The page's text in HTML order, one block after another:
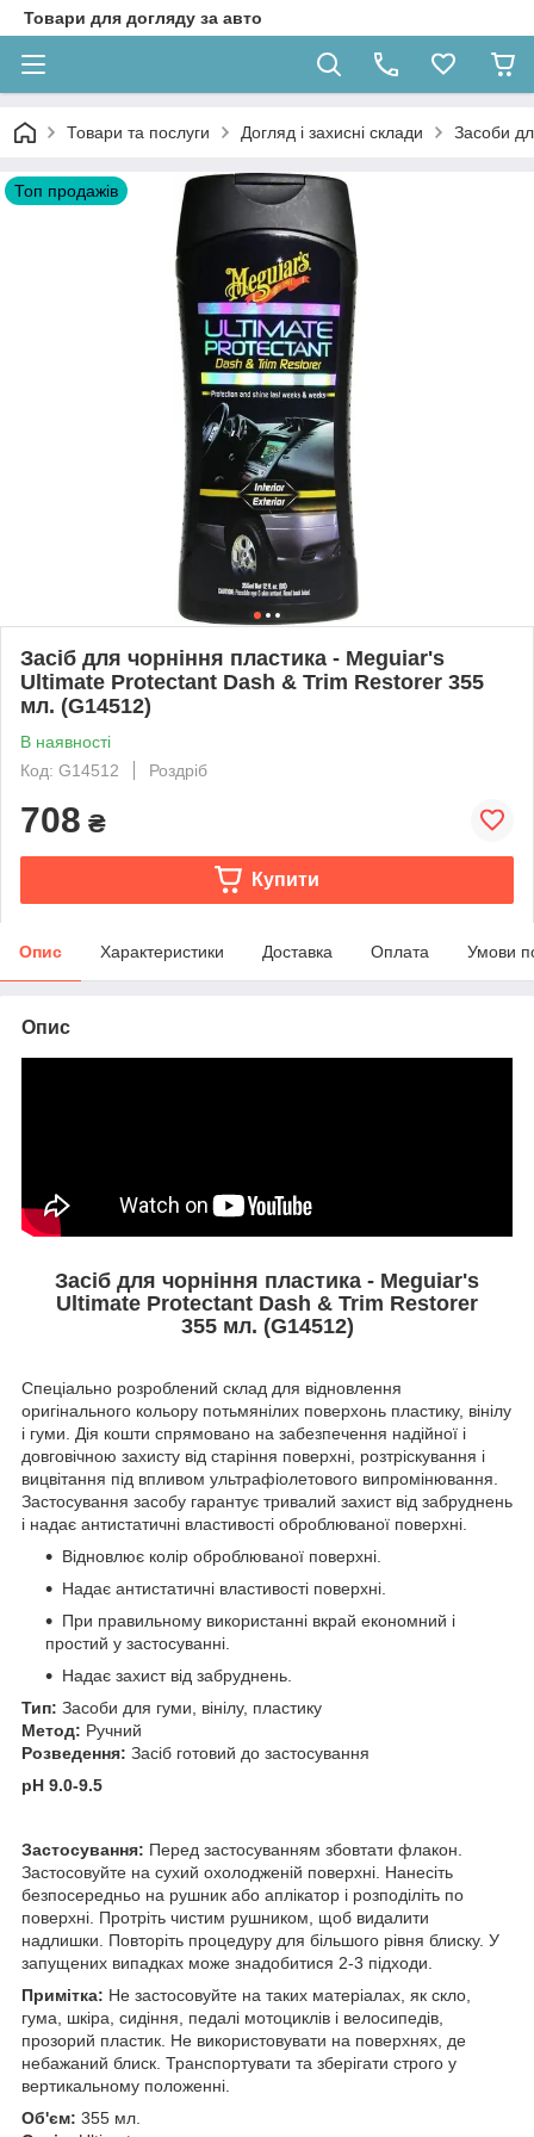
Товари для догляду за авто
Товари та послуги Догляд і захисні склади Засоби
Топ продажів
Засіб для чорніння пластика - Meguiar's
Ultimate Protectant Dash & Trim Restorer 355
мл. (G14512)
В наявності
Код: G14512
Роздріб
708 ₴
Купити
Опис Характеристики Доставка Оплата Умови
Опис
Засіб для чорніння пластика - Meguiar's
Ultimate Protectant Dash & Trim Restorer
355 мл. (G14512)
Спеціально розроблений склад для відновлення
оригінального кольору потьмянілих поверхонь пластику, вінілу
і гуми. Дія кошти спрямовано на забезпечення надійної і
довговічною захисту від старіння поверхні, розтріскування і
вицвітання під впливом ультрафіолетового випромінювання.
Застосування засобу гарантує тривалий захист від забруднень
і надає антистатичні властивості оброблюваної поверхні.
Відновлює колір оброблюваної поверхні.
Надає антистатичні властивості поверхні.
При правильному використанні вкрай економний і
простий у застосуванні.
Надає захист від забруднень.
Тип: Засоби для гуми, вінілу, пластику
Метод: Ручний
Розведення: Засіб готовий до застосування
pH 9.0-9.5
Застосування: Перед застосуванням збовтати флакон.
Застосовуйте на сухий охолодженій поверхні. Нанесіть
безпосередньо на рушник або аплікатор і розподіліть по
поверхні. Протріть чистим рушником, щоб видалити
надлишки. Повторіть процедуру для більшого рівня блиску. У
запущених випадках може знадобитися 2-3 підходи.
Примітка: Не застосовуйте на таких матеріалах, як скло,
гума, шкіра, сидіння, педалі мотоциклів і велосипедів,
прозорий пластик. Не використовувати на поверхнях, де
небажаний блиск. Транспортувати та зберігати строго у
вертикальному положенні.
Об'єм: 355 мл.